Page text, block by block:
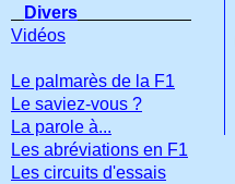
Divers
Vidéos
Le palmarès de la F1
Le saviez-vous ?
La parole à...
Les abréviations en F1
Les circuits d'essais